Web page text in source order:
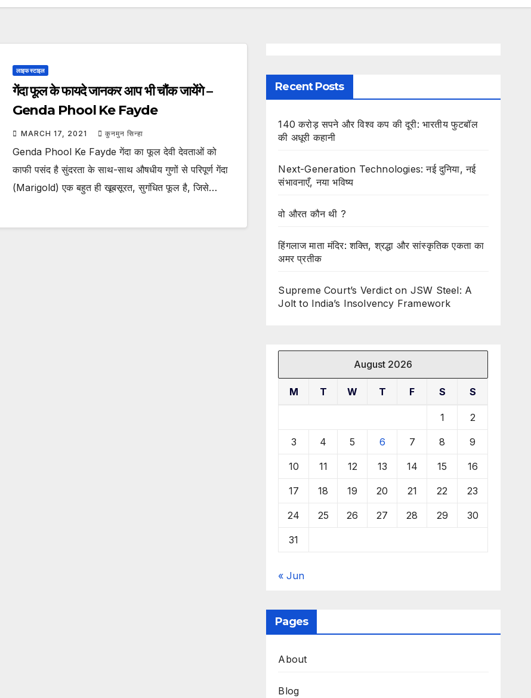
लाइफ स्टाइल
गेंदा फूल के फायदे जानकर आप भी चौंक जायेंगे –
Genda Phool Ke Fayde
MARCH 17, 2021 कुनमुन सिन्हा
Genda Phool Ke Fayde गेंदा का फूल देवी देवताओं को
काफी पसंद है सुंदरता के साथ-साथ औषधीय गुणों से परिपूर्ण गेंदा
(Marigold) एक बहुत ही खूबसूरत, सुगंधित फूल है, जिसे…
Recent Posts
140 करोड़ सपने और विश्व कप की दूरी: भारतीय फुटबॉल
की अधूरी कहानी
Next-Generation Technologies: नई दुनिया, नई
संभावनाएँ, नया भविष्य
वो औरत कौन थी ?
हिंगलाज माता मंदिर: शक्ति, श्रद्धा और सांस्कृतिक एकता का
अमर प्रतीक
Supreme Court’s Verdict on JSW Steel: A
Jolt to India’s Insolvency Framework
August 2026
M T W T F S S
1 2
3 4 5 6 7 8 9
10 11 12 13 14 15 16
17 18 19 20 21 22 23
24 25 26 27 28 29 30
31
« Jun
Pages
About
Blog